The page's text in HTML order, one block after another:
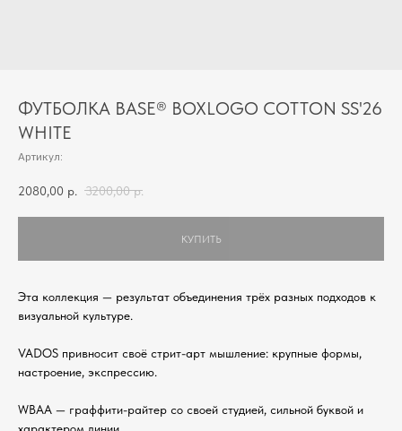
ФУТБОЛКА BASE® BOXLOGO COTTON SS'26
WHITE
Артикул:
2080,00 р. 3200,00 р.
КУПИТЬ
Эта коллекция — результат объединения трёх разных подходов к
визуальной культуре.
VADOS привносит своё стрит-арт мышление: крупные формы,
настроение, экспрессию.
WBAA — граффити-райтер со своей студией, сильной буквой и